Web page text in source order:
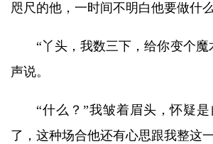
咫尺的他，一时间不明白他要做什么
“丫头，我数三下，给你变个魔
声说。
“什么？”我皱着眉头，怀疑
了，这种场合他还有心思跟我整这